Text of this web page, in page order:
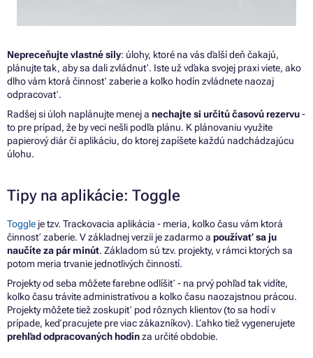
Nepreceňujte vlastné sily: úlohy, ktoré na vás ďalší deň čakajú,
plánujte tak, abysa dali zvládnuť. Iste užvďaka svojej praxi viete, ako
dlho vám ktorá činnosť zaberiea koľko hodín zvládnete naozaj
odpracovať.
Radšejsi úloh naplánujte meneja nechajtesi určitú časovú rezervu-
to pre prípad, že by veci nešli podľa plánu. K plánovaniu využite
papierový diárčiaplikáciu, do ktorej zapíšete každú nadchádzajúcu
úlohu.
Tipy na aplikácie: Toggle
Toggle jetzv. Trackovacia aplikácia - meria, koľko času vám ktorá
činnosť zaberie. Vzákladnej verzii jezadarmoa používaťsaju
naučítezapár minút. Základom sú tzv. projekty, vrámci ktorých sa
potom meria trvanie jednotlivých činností.
Projektyod seba môžete farebne odlíšiť - na prvý pohľad tak vidíte,
koľko času trávite administratívou a koľko času naozajstnou prácou.
Projekty môžete tiež zoskupiť pod rôznych klientov (tosa hodív
prípade, keď pracujete pre viac zákazníkov). Ľahko tiež vygenerujete
prehľad odpracovaných hodínza určité obdobie.